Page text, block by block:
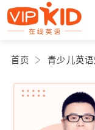
首页 青少儿英语